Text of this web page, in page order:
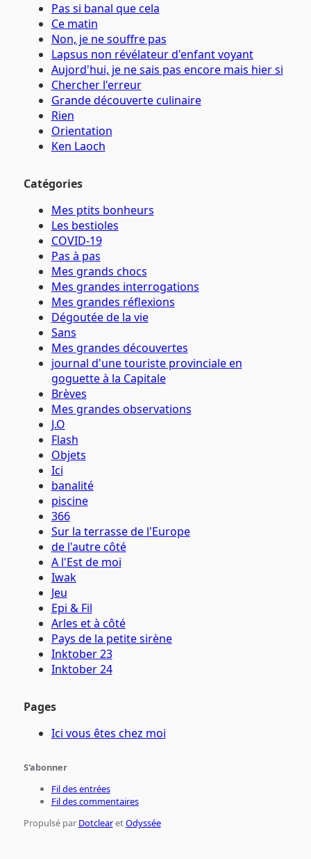
Pas si banal que cela
Ce matin
Non, je ne souffre pas
Lapsus non révélateur d'enfant voyant
Aujord'hui, je ne sais pas encore mais hier si
Chercher l'erreur
Grande découverte culinaire
Rien
Orientation
Ken Laoch
Catégories
Mes ptits bonheurs
Les bestioles
COVID-19
Pas à pas
Mes grands chocs
Mes grandes interrogations
Mes grandes réflexions
Dégoutée de la vie
Sans
Mes grandes découvertes
journal d'une touriste provinciale en
goguette à la Capitale
Brèves
Mes grandes observations
J.O
Flash
Objets
Ici
banalité
piscine
366
Sur la terrasse de l'Europe
de l'autre côté
A l'Est de moi
Iwak
Jeu
Epi & Fil
Arles et à côté
Pays de la petite sirène
Inktober 23
Inktober 24
Pages
Ici vous êtes chez moi
S'abonner
Fil des entrées
Fil des commentaires
Propulsé par DotclearetOdyssée